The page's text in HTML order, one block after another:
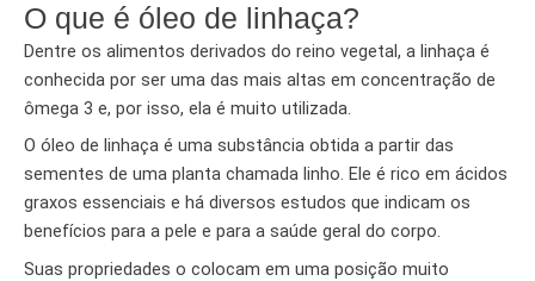
O que é óleo de linhaça?
Dentre os alimentos derivados do reino vegetal, a linhaça é
conhecida por ser uma das mais altas em concentração de
ômega 3 e, por isso, ela é muito utilizada.
O óleo de linhaça é uma substância obtida a partir das
sementes de uma planta chamada linho. Ele é rico em ácidos
graxos essenciais e há diversos estudos que indicam os
benefícios para a pele e para a saúde geral do corpo.
Suas propriedades o colocam em uma posição muito